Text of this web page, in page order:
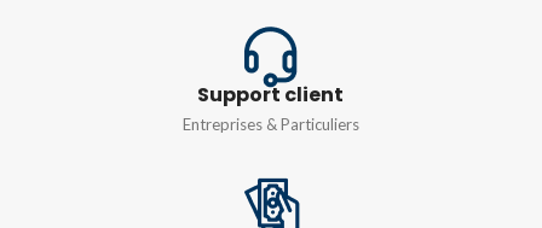
Support client
Entreprises & Particuliers